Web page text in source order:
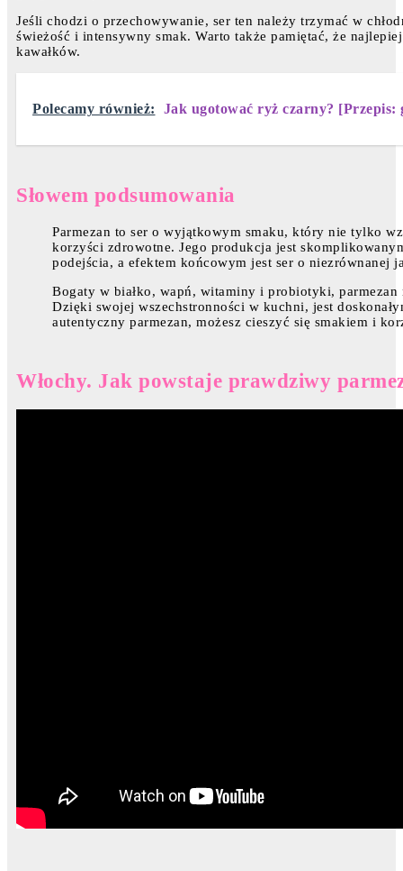
Jeśli chodzi o przechowywanie, ser ten należy trzymać w
świeżość i intensywny smak. Warto także pamiętać, że
kawałków.
Polecamy również: Jak ugotować ryż czarny? [Przepis:
Słowem podsumowania
Parmezan to ser o wyjątkowym smaku, który nie tylko
korzyści zdrowotne. Jego produkcja jest
podejścia, a efektem końcowym jest ser o niezrównanej
Bogaty w białko, wapń, witaminy i probiotyki,
Dzięki swojej wszechstronności w kuchni, jest
autentyczny parmezan, możesz cieszyć się smakiem i
Włochy. Jak powstaje prawdziwy